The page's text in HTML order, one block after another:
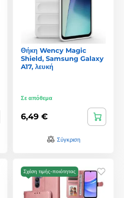
Θήκη Wency Magic
Shield, Samsung Galaxy
A17, λευκή
Σε απόθεμα
6,49 €
Σύγκριση
Σχέση τιμής-ποιότητας